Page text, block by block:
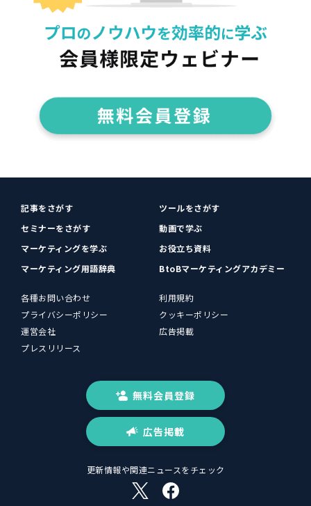
記事をさがす
ツールをさがす
セミナーをさがす
動画で学ぶ
マーケティングを学ぶ
お役立ち資料
マーケティング用語辞典
BtoBマーケティングアカデミー
各種お問い合わせ
利用規約
プライバシーポリシー
クッキーポリシー
運営会社
広告掲載
プレスリリース
無料会員登録
広告掲載
更新情報や関連ニュースをチェック